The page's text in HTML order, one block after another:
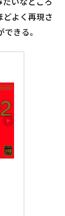
よく再現さ
きる。